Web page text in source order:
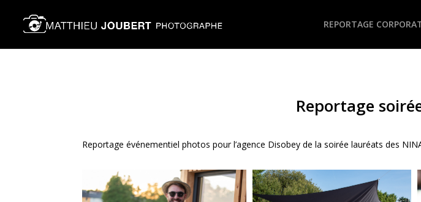
REPORTAGE
Reportage
Reportage événementiel photos pour l’agence Disobey de la soirée lauréats des